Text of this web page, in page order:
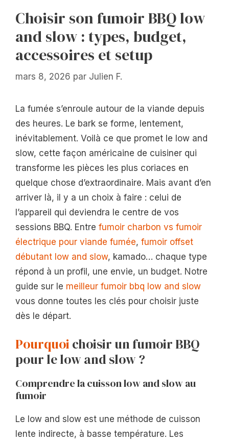
Choisir son fumoir BBQ low
and slow : types, budget,
accessoires et setup
mars 8, 2026 par Julien F.
La fumée s’enroule autour de la viande depuis
des heures. Le bark se forme, lentement,
inévitablement. Voilà ce que promet le low and
slow, cette façon américaine de cuisiner qui
transforme les pièces les plus coriaces en
quelque chose d’extraordinaire. Mais avant d’en
arriver là, il y a un choix à faire : celui de
l’appareil qui deviendra le centre de vos
sessions BBQ. Entre fumoir charbon vs fumoir
électrique pour viande fumée, fumoir offset
débutant low and slow, kamado… chaque type
répond à un profil, une envie, un budget. Notre
guide sur le meilleur fumoir bbq low and slow
vous donne toutes les clés pour choisir juste
dès le départ.
Pourquoi choisir un fumoir BBQ
pour le low and slow ?
Comprendre la cuisson low and slow au
fumoir
Le low and slow est une méthode de cuisson
lente indirecte, à basse température. Les